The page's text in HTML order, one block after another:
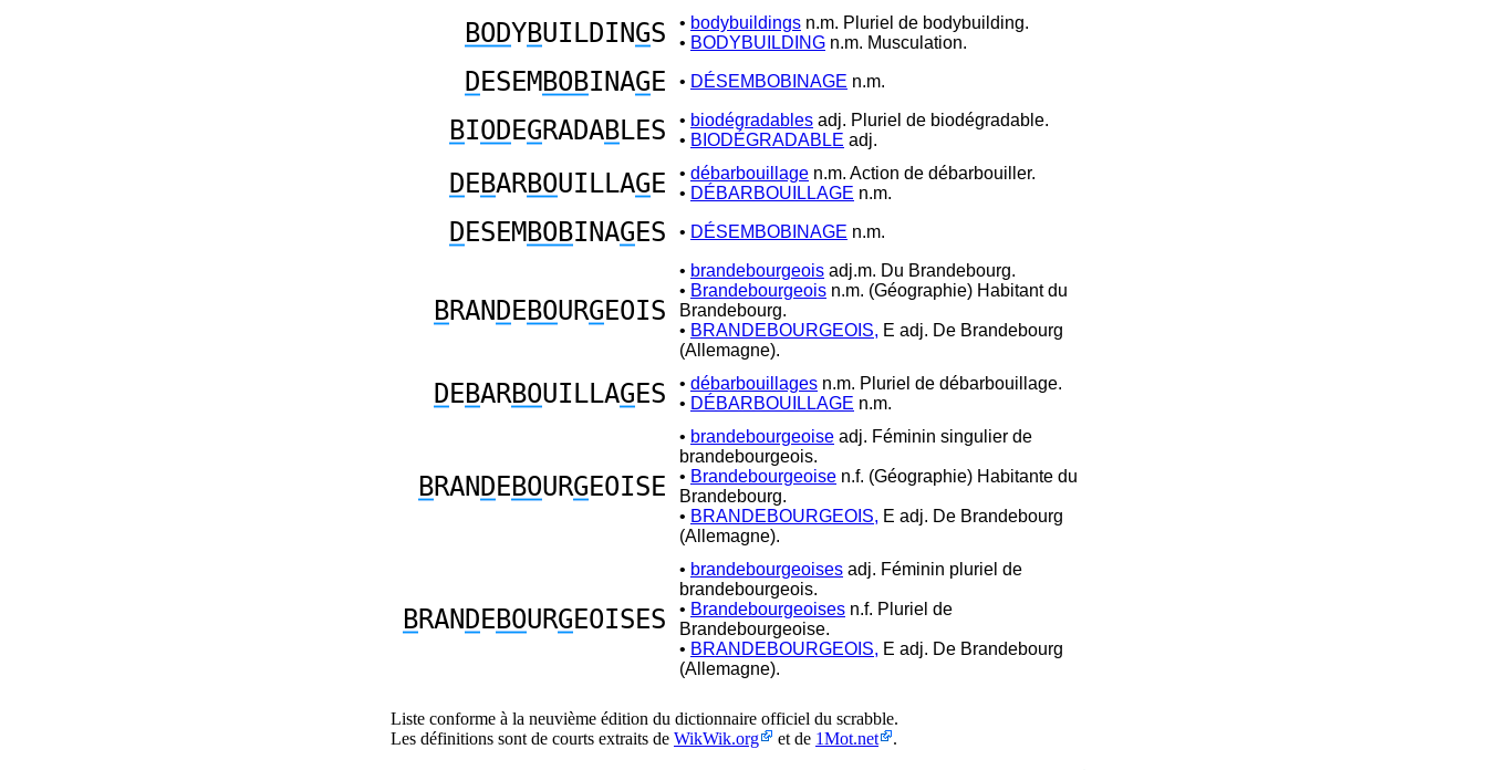
BODYBUILDINGS • bodybuildings n.m. Pluriel de bodybuilding.
• BODYBUILDING n.m. Musculation.
DESEM BOBINAGE • DÉSEMBOBINAGE n.m.
BIODEGRADABLES • biodégradables adj. Pluriel de biodégradable.
• BIODÉGRADABLE adj.
DEBARBOUILLAGE • débarbouillage n.m. Action de débarbouiller.
• DÉBARBOUILLAGE n.m.
DESEM BOBINAGES • DÉSEMBOBINAGE n.m.
BRAN DEBOURGEOIS
• brandebourgeois adj.m. Du Brandebourg.
• Brandebourgeois n.m. (Géographie) Habitant du
Brandebourg.
• BRANDEBOURGEOIS, E adj. De Brandebourg
(Allemagne).
DEBARBOUILLAGES • débarbouillages n.m. Pluriel de débarbouillage.
• DÉBARBOUILLAGE n.m.
BRAN DEBOURGEOISE
• brandebourgeoise adj. Féminin singulier de
brandebourgeois.
• Brandebourgeoise n.f. (Géographie) Habitante du
Brandebourg.
• BRANDEBOURGEOIS, E adj. De Brandebourg
(Allemagne).
BRAN DEBOURGEOISES
• brandebourgeoises adj. Féminin pluriel de
brandebourgeois.
• Brandebourgeoises n.f. Pluriel de
Brandebourgeoise.
• BRANDEBOURGEOIS, E adj. De Brandebourg
(Allemagne).
Liste conforme à la neuvième édition du dictionnaire officiel du scrabble.
Les définitions sont de courts extraits de WikWik.org et de 1Mot.net .